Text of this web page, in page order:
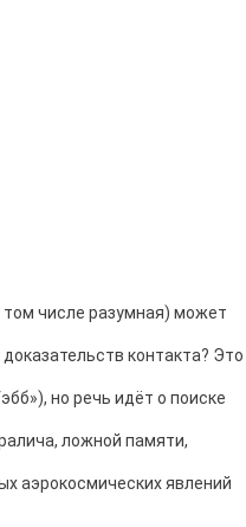
числе разумная) может
контакта? Это
но речь идёт о поиске
ложной памяти,
аэрокосмических явлений